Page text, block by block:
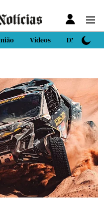
Vídeos DN Sport